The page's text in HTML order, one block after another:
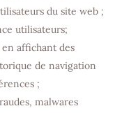
du site web ;
utilisateurs;
affichant des
de navigation
;
malwares